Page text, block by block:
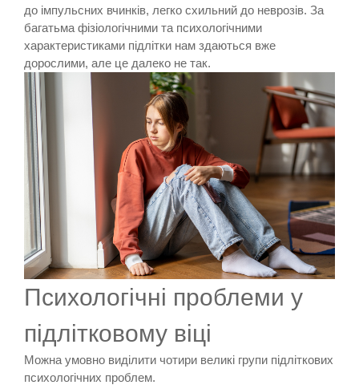
до імпульсних вчинків, легко схильний до неврозів. За
багатьма фізіологічними та психологічними
характеристиками підлітки нам здаються вже
дорослими, але це далеко не так.
Психологічні проблеми у
підлітковому віці
Можна умовно виділити чотири великі групи підліткових
психологічних проблем.